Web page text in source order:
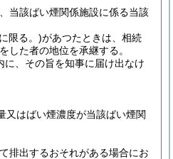
当該ばい煙関係施設に係る当該
限る。)があつたときは、相続
した者の地位を承継する。
、その旨を知事に届け出なけ
又はばい煙濃度が当該ばい煙関
排出するおそれがある場合にお